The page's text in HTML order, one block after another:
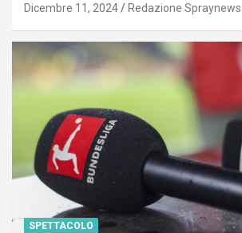
Dicembre 11, 2024 Redazione Spraynews
SPETTACOLO